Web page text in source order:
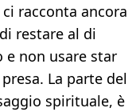
racconta ancora
restare al di
non usare star
La parte del
spirituale, è